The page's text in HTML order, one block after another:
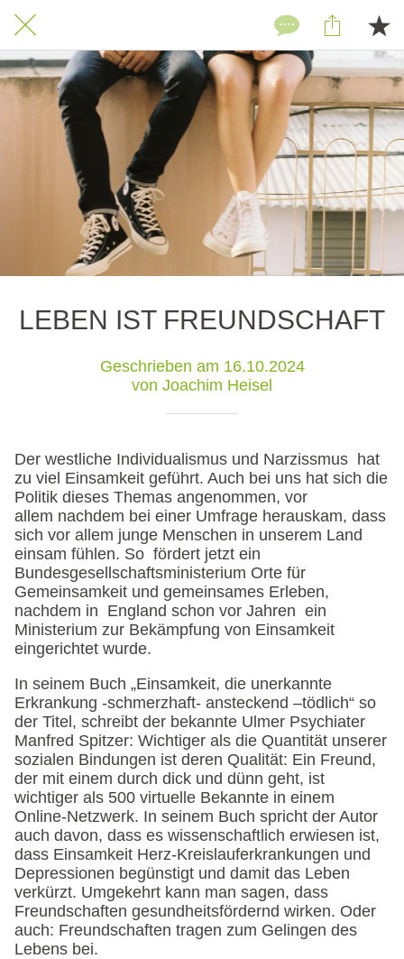
LEBEN IST FREUNDSCHAFT
Geschrieben am 16.10.2024
von Joachim Heisel
Der westliche Individualismus und Narzissmus hat
zu viel Einsamkeit geführt. Auch bei uns hat sich die
Politik dieses Themas angenommen, vor
allem nachdem bei einer Umfrage herauskam, dass
sich vor allem junge Menschen in unserem Land
einsam fühlen. So fördert jetzt ein
Bundesgesellschaftsministerium Orte für
Gemeinsamkeit und gemeinsames Erleben,
nachdem in England schon vor Jahren ein
Ministerium zur Bekämpfung von Einsamkeit
eingerichtet wurde.
In seinem Buch „Einsamkeit, die unerkannte
Erkrankung -schmerzhaft- ansteckend –tödlich“ so
der Titel, schreibt der bekannte Ulmer Psychiater
Manfred Spitzer: Wichtiger als die Quantität unserer
sozialen Bindungen ist deren Qualität: Ein Freund,
der mit einem durch dick und dünn geht, ist
wichtiger als 500 virtuelle Bekannte in einem
Online-Netzwerk. In seinem Buch spricht der Autor
auch davon, dass es wissenschaftlich erwiesen ist,
dass Einsamkeit Herz-Kreislauferkrankungen und
Depressionen begünstigt und damit das Leben
verkürzt. Umgekehrt kann man sagen, dass
Freundschaften gesundheitsfördernd wirken. Oder
auch: Freundschaften tragen zum Gelingen des
Lebens bei.